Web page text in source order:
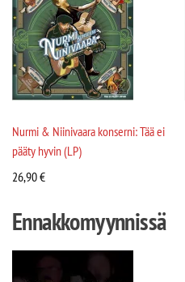
Nurmi & Niinivaara konserni: Tää ei
pääty hyvin (LP)
26,90€
Ennakkomyynnissä